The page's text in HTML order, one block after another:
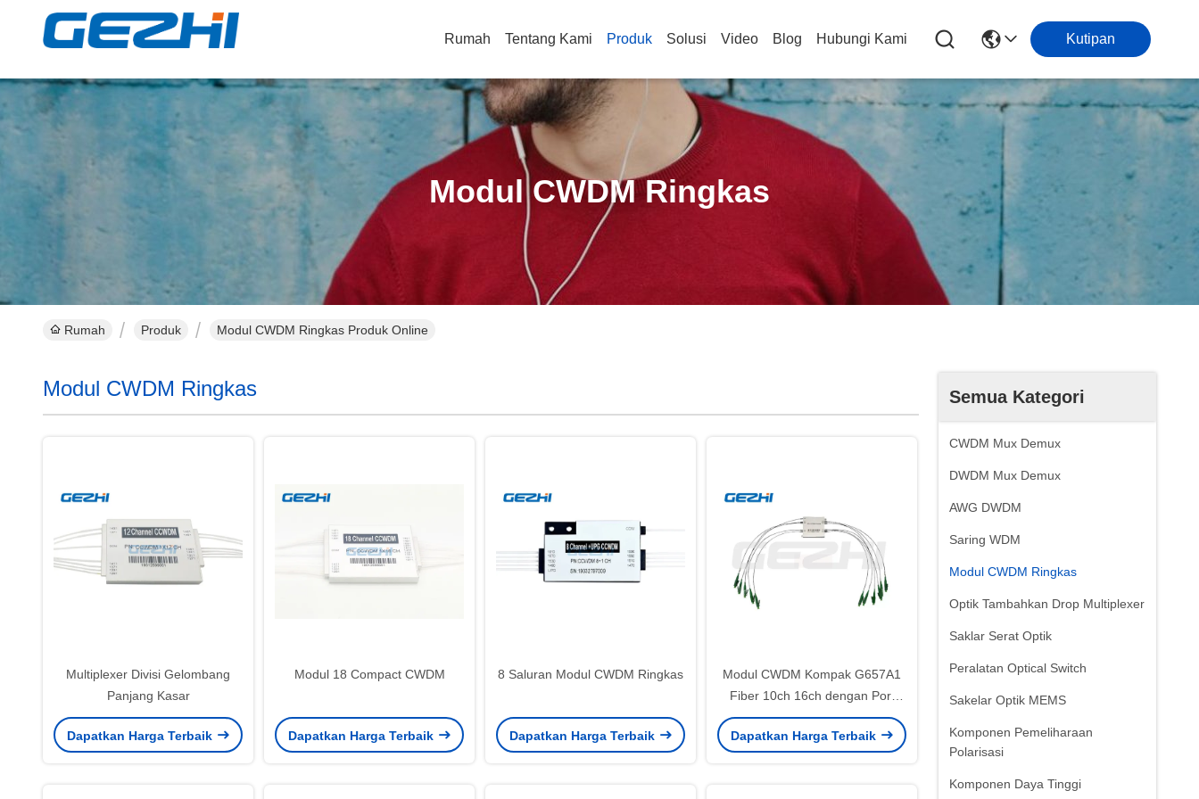
Rumah Tentang Kami Produk Solusi Video Blog Hubungi Kami Kutipan
Modul CWDM Ringkas
Rumah Produk Modul CWDM Ringkas Produk Online
Semua Kategori
CWDM Mux Demux
DWDM Mux Demux
AWG DWDM
Saring WDM
Modul CWDM Ringkas
Optik Tambahkan Drop Multiplexer
Saklar Serat Optik
Peralatan Optical Switch
Sakelar Optik MEMS
Komponen Pemeliharaan
Polarisasi
Komponen Daya Tinggi
Modul CWDM Ringkas
Multiplexer Divisi Gelombang
Panjang Kasar
Dapatkan Harga Terbaik
Modul 18 Compact CWDM
Dapatkan Harga Terbaik
8 Saluran Modul CWDM Ringkas
Dapatkan Harga Terbaik
Modul CWDM Kompak G657A1
Fiber 10ch 16ch dengan Port
1310 Konektor LC/APC untuk
Jaringan PON dan CATV
Dapatkan Harga Terbaik